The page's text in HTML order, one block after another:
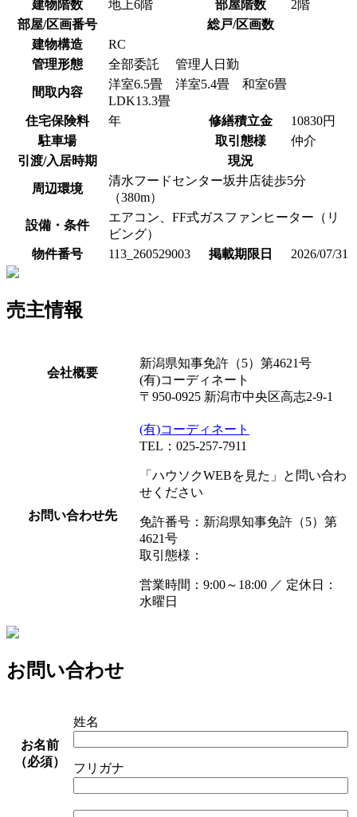
建物階数 地上6階 部屋階数
2階
部屋/区画番号
総戸/区画数
建物構造
RC
管理形態
全部委託 管理人日勤
間取内容
洋室6.5畳 洋室5.4畳 和室6畳
LDK13.3畳
住宅保険料
年 修繕積立金
10830円
駐車場
取引態様
仲介
引渡/入居時期
現況
周辺環境
清水フードセンター坂井店徒歩5分
（380m）
設備・条件
エアコン、FF式ガスファンヒーター（リ
ビング）
物件番号
113_260529003 掲載期限日 2026/07/31
売主情報
会社概要
新潟県知事免許（5）第4621号
(有)コーディネート
〒950-0925 新潟市中央区高志2-9-1
お問い合わせ先
(有)コーディネート
TEL：025-257-7911
「ハウソクWEBを見た」と問い合わ
せください
免許番号：新潟県知事免許（5）第
4621号
取引態様：
営業時間：9:00～18:00 ／ 定休日：
水曜日
お問い合わせ
お名前
（必須）
姓名
フリガナ